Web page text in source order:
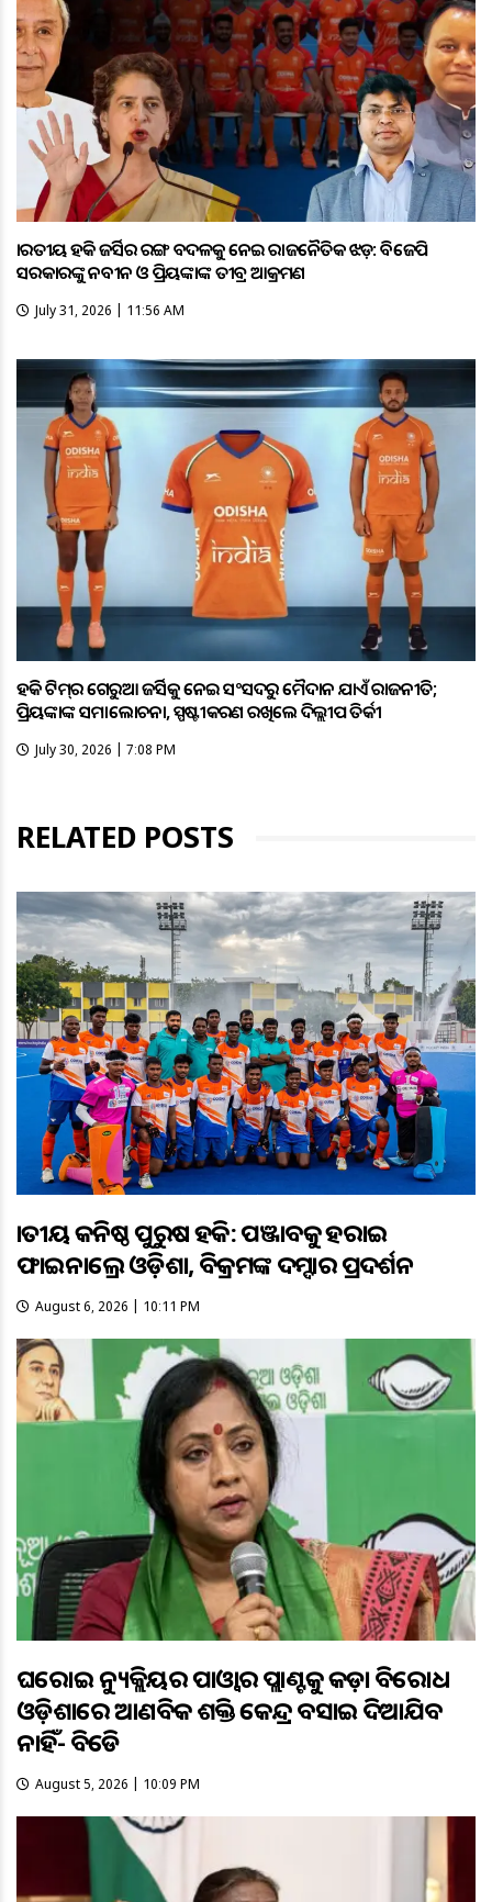
ଭାରତୀୟ ହକି ଜର୍ସିର ରଙ୍ଗ ବଦଳକୁ ନେଇ ରାଜନୈତିକ ଝଡ଼: ବିଜେପି
ସରକାରଙ୍କୁ ନବୀନ ଓ ପ୍ରିୟଙ୍କାଙ୍କ ତୀବ୍ର ଆକ୍ରମଣ
July 31, 2026 | 11:56 AM
ହକି ଟିମ୍‌ର ଗେରୁଆ ଜର୍ସିକୁ ନେଇ ସଂସଦରୁ ମୈଦାନ ଯାଏଁ ରାଜନୀତି;
ପ୍ରିୟଙ୍କାଙ୍କ ସମାଲୋଚନା, ସ୍ପଷ୍ଟୀକରଣ ରଖିଲେ ଦିଲ୍ଲୀପ ତିର୍କୀ
July 30, 2026 | 7:08 PM
RELATED POSTS
ଜାତୀୟ କନିଷ୍ଠ ପୁରୁଷ ହକି: ପଞ୍ଜାବକୁ ହରାଇ
ଫାଇନାଲ୍ରେ ଓଡ଼ିଶା, ବିକ୍ରମଙ୍କ ଦମ୍ଦାର ପ୍ରଦର୍ଶନ
August 6, 2026 | 10:11 PM
ଘରୋଇ ନ୍ୟୁକ୍ଲିୟର ପାଓ୍ବାର ପ୍ଲାଣ୍ଟକୁ କଡ଼ା ବିରୋଧ
ଓଡ଼ିଶାରେ ଆଣବିକ ଶକ୍ତି କେନ୍ଦ୍ର ବସାଇ ଦିଆଯିବ
ନାହିଁ- ବିଜେଡି
August 5, 2026 | 10:09 PM